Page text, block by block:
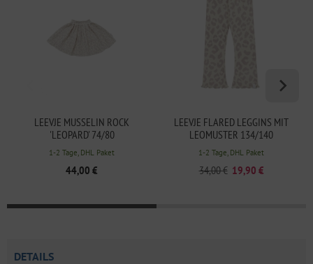
LEEVJE MUSSELIN ROCK
'LEOPARD' 74/80
1-2 Tage, DHL Paket
44,00 €
LEEVJE FLARED LEGGINS MIT
LEOMUSTER 134/140
1-2 Tage, DHL Paket
34,00 € 19,90 €
DETAILS